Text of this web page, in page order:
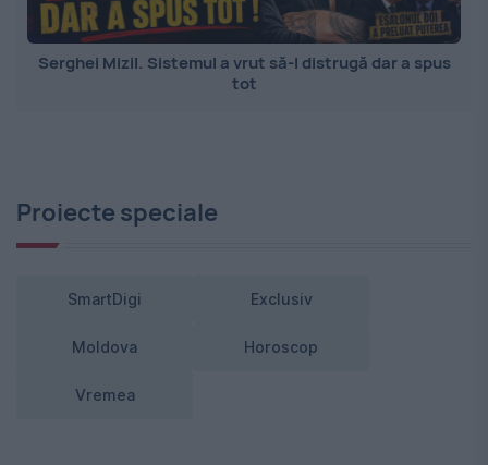
Serghei Mizil. Sistemul a vrut să-l distrugă dar a spus
tot
Proiecte speciale
SmartDigi Exclusiv
Moldova Horoscop
Vremea